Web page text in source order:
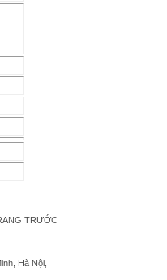
TRƯỚC
Hà Nội,